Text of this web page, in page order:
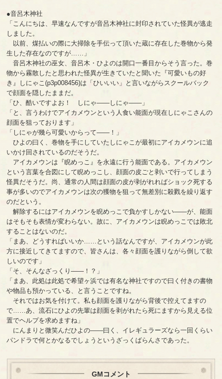
●音呂木神社
「こんにちは、早速なんですが音呂木神社に封印されていた怪異が逃走
しました。
以前、煤払いの際に大掃除を手伝って頂いた蔵に存在した巻物から発
生した存在なのですが……」
音呂木神社の巫女、音呂木・ひよのは開口一番目からそう言った。巻
物から霧散したと思われた怪異が生きていたと聞いた『可愛いもの好
き』しにゃこ(p3p008456)は「ひいいい」と言いながらスクールバック
で顔面を隠したままだ。
「ひ、酷いですよお！ しにゃ――しにゃ――」
「と、言うわけでアイカメウンという人食い能面が現在しにゃこさんの
顔面を狙っております」
「しにゃが幾ら可愛いからって――！」
ひよの曰く、巻物を手にしていたしにゃこが最初にアイカメウンに追
いかけ回されているのだそうだ。
アイカメウンは『睨めっこ』を永遠に行う能面である。アイカメウン
という言葉を合図にして睨めっこし、顔面の皮ごと剥いで行ってしまう
怪異だそうだ。尚、通常の人間は顔面の皮が剥がれればショック死する
事が多いのでアイカメウンは次の獲物を狙って無差別に殺戮を繰り返す
のだという。
解除するにはアイカメウンを睨めっこで負かすしかない――が、能面
はそもそも表情が変わらない。故に、アイカメウンは睨めっこでは敗北
することはないのだ。
「まあ、どうすればいいか……という話なんですが、アイカメウンが此
方に接近してきてますので、皆さんは、各々顔面を護りながら倒して欲
しいのです」
「そ、そんなざっくり――！？」
「まあ、此処は此処で希望ヶ浜では有名な神社ですので曰く付きの書物
や物品も預かっている、と言うことですね。
それではお気を付けて。私も顔面を護りながら背後で控えてますの
で……あ、流石にひよの先輩は顔面を剥がれたら死にますから見える位
置でヘルプを求めますね」
にんまりと微笑んだひよの――曰く、イレギュラーズなら一回くらい
パンドラで何とかなるでしょうというざっくばらんさであった。
GMコメント